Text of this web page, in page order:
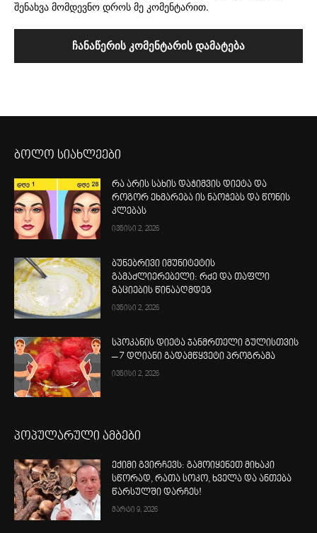
შენახვა მომდევნო დროს მე კომენტარით.
ბოლო სიახლეები
რა არის სახის დაჭიმვის დიეტა და
როგორ ეხმარება ის ნაოჭებს და წონის
კლებას
ივნისი 2, 2026
ბუნებრივი იმუნიტეტის
გამაძლიერებელი: რძე და თაფლი
გაციების წინააღმდეგ
ივნისი 2, 2026
სპოკანის დიეტა ჯანმრთელი გულისთვის
– 7 დღიანი გადამწყვეტი პროგრამა
ივნისი 2, 2026
პოპულარული ამბები
ექიმი გვირჩევს: გამოიყენეთ მიხაკი
სწორად, რათა სოკო, ხველა და ანთება
წარსულში დარჩეს!
მარტი 9, 2026